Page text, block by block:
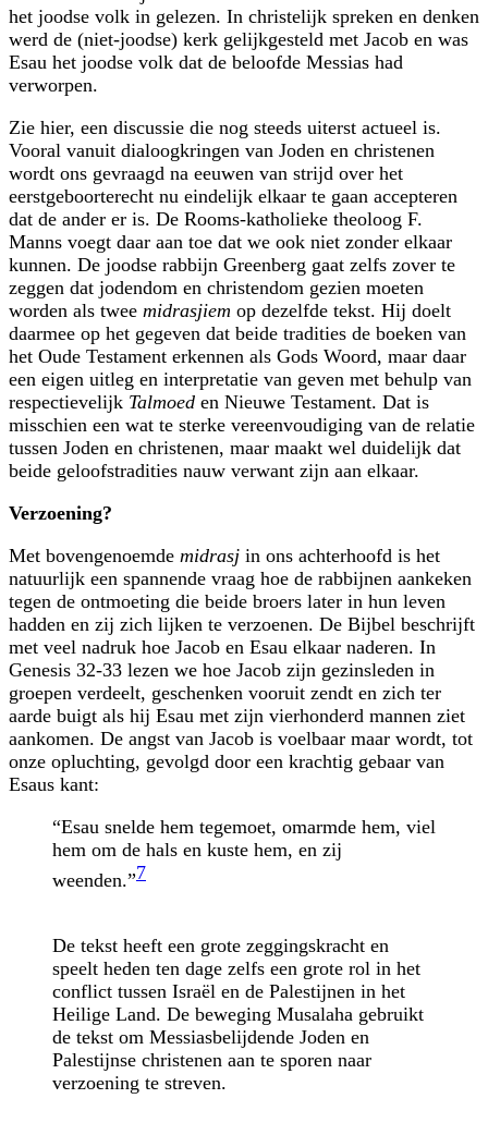
het joodse volk in gelezen. In christelijk spreken en denken
werd de (niet-joodse) kerk gelijkgesteld met Jacob en was
Esau het joodse volk dat de beloofde Messias had
verworpen.
Zie hier, een discussie die nog steeds uiterst actueel is.
Vooral vanuit dialoog­kringen van Joden en christenen
wordt ons gevraagd na eeuwen van strijd over het
eerstgeboorterecht nu eindelijk elkaar te gaan accepteren
dat de ander er is. De Rooms-katholieke theoloog F.
Manns voegt daar aan toe dat we ook niet zonder elkaar
kunnen. De joodse rabbijn Greenberg gaat zelfs zover te
zeggen dat joden­dom en christendom gezien moeten
worden als twee midrasjiem op dezelfde tekst. Hij doelt
daarmee op het gegeven dat beide tradities de boeken van
het Oude Testament erkennen als Gods Woord, maar daar
een eigen uitleg en interpretatie van geven met behulp van
respectievelijk Talmoed en Nieuwe Testament. Dat is
misschien een wat te sterke vereenvoudiging van de relatie
tussen Joden en christenen, maar maakt wel duidelijk dat
beide geloofstradities nauw verwant zijn aan elkaar.
Verzoening?
Met bovengenoemde midrasj in ons achterhoofd is het
natuurlijk een spannende vraag hoe de rabbijnen aankeken
tegen de ontmoeting die beide broers later in hun leven
hadden en zij zich lijken te verzoenen. De Bijbel beschrijft
met veel nadruk hoe Jacob en Esau elkaar naderen. In
Genesis 32-33 lezen we hoe Jacob zijn gezinsleden in
groepen verdeelt, geschenken vooruit zendt en zich ter
aarde buigt als hij Esau met zijn vierhonderd mannen ziet
aankomen. De angst van Jacob is voelbaar maar wordt, tot
onze opluchting, gevolgd door een krachtig gebaar van
Esaus kant:
“Esau snelde hem tegemoet, omarmde hem, viel
hem om de hals en kuste hem, en zij
weenden.”7
De tekst heeft een grote zeggingskracht en
speelt heden ten dage zelfs een grote rol in het
conflict tussen Israël en de Palestijnen in het
Heilige Land. De beweging Musalaha gebruikt
de tekst om Messiasbelijdende Joden en
Palestijnse christenen aan te sporen naar
verzoening te streven.